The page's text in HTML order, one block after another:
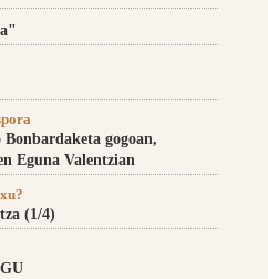
gogoan,
Eguna Valentzian
(1/4)